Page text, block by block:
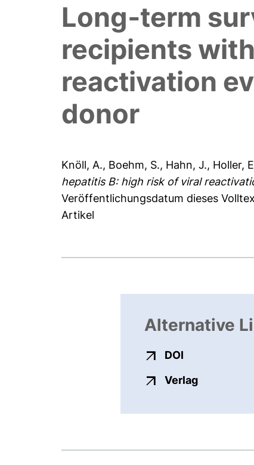
Long‐term
recipients
reactivation
donor
Knöll, A., Boehm, S., Hahn, J., Holler,
hepatitis B: high risk of viral
Veröffentlichungsdatum dieses
Artikel
Alternative
DOI
Verlagexterner